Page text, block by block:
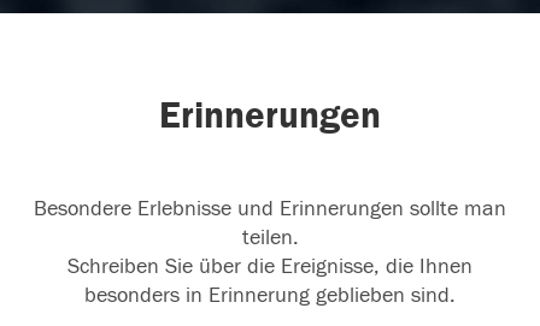
Erinnerungen
Besondere Erlebnisse und Erinnerungen sollte man
teilen.
Schreiben Sie über die Ereignisse, die Ihnen
besonders in Erinnerung geblieben sind.